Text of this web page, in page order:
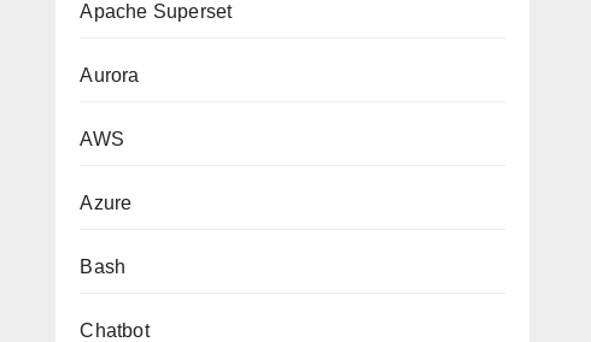
Apache Superset
Aurora
AWS
Azure
Bash
Chatbot